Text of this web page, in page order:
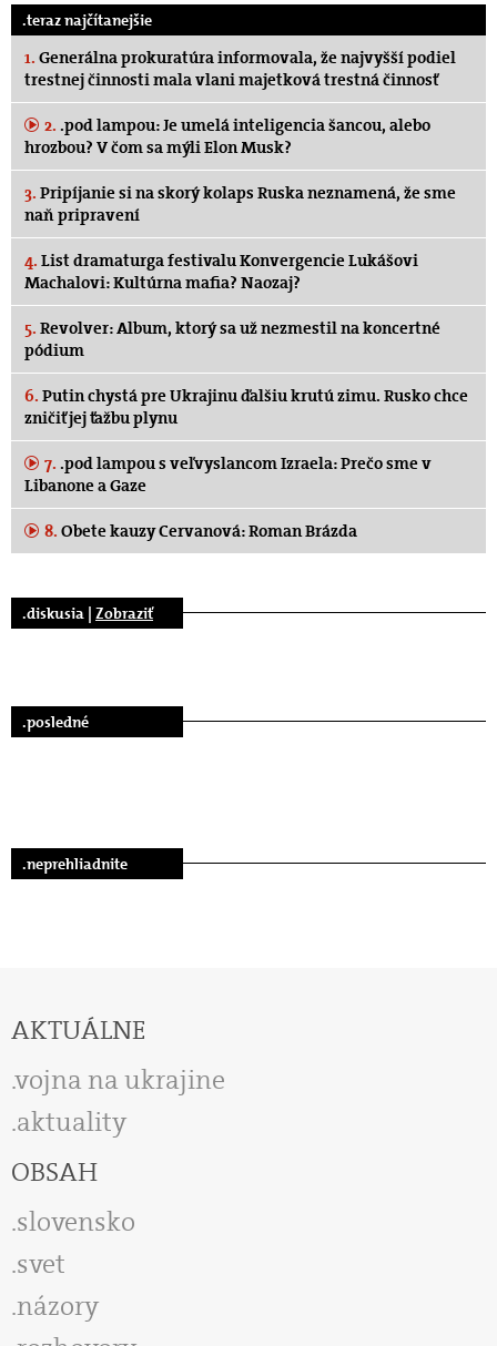
.teraz najčítanejšie
1. Generálna prokuratúra informovala, že najvyšší podiel
trestnej činnosti mala vlani majetková trestná činnosť
2. .pod lampou: Je umelá inteligencia šancou, alebo
hrozbou? V čom sa mýli Elon Musk?
3. Pripíjanie si na skorý kolaps Ruska neznamená, že sme
naň pripravení
4. List dramaturga festivalu Konvergencie Lukášovi
Machalovi: Kultúrna mafia? Naozaj?
5. Revolver: Album, ktorý sa už nezmestil na koncertné
pódium
6. Putin chystá pre Ukrajinu ďalšiu krutú zimu. Rusko chce
zničiť jej ťažbu plynu
7. .pod lampou s veľvyslancom Izraela: Prečo sme v
Libanone a Gaze
8. Obete kauzy Cervanová: Roman Brázda
.diskusia | Zobraziť
.posledné
.neprehliadnite
AKTUÁLNE
vojna na ukrajine
aktuality
OBSAH
slovensko
svet
názory